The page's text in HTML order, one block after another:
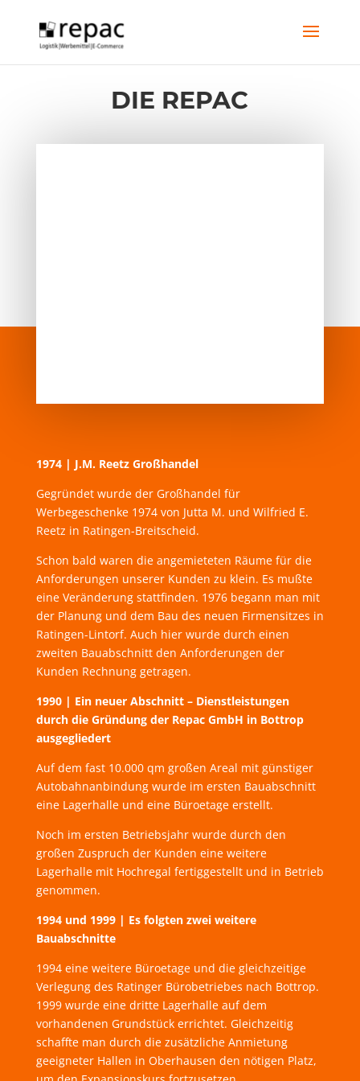
DIE REPAC
1974 | J.M. Reetz Großhandel
Gegründet wurde der Großhandel für
Werbegeschenke 1974 von Jutta M. und Wilfried E.
Reetz in Ratingen-Breitscheid.
Schon bald waren die angemieteten Räume für die
Anforderungen unserer Kunden zu klein. Es mußte
eine Veränderung stattfinden. 1976 begann man mit
der Planung und dem Bau des neuen Firmensitzes in
Ratingen-Lintorf. Auch hier wurde durch einen
zweiten Bauabschnitt den Anforderungen der
Kunden Rechnung getragen.
1990 | Ein neuer Abschnitt – Dienstleistungen
durch die Gründung der Repac GmbH in Bottrop
ausgegliedert
Auf dem fast 10.000 qm großen Areal mit günstiger
Autobahnanbindung wurde im ersten Bauabschnitt
eine Lagerhalle und eine Büroetage erstellt.
Noch im ersten Betriebsjahr wurde durch den
großen Zuspruch der Kunden eine weitere
Lagerhalle mit Hochregal fertiggestellt und in Betrieb
genommen.
1994 und 1999 | Es folgten zwei weitere
Bauabschnitte
1994 eine weitere Büroetage und die gleichzeitige
Verlegung des Ratinger Bürobetriebes nach Bottrop.
1999 wurde eine dritte Lagerhalle auf dem
vorhandenen Grundstück errichtet. Gleichzeitig
schaffte man durch die zusätzliche Anmietung
geeigneter Hallen in Oberhausen den nötigen Platz,